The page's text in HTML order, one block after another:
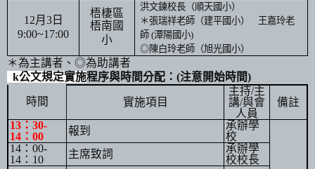
12月 3日
9:00~17:00
梧棲區
梧南國
小
洪文鍊校長（順天國小）
＊ 張瑞祥老師（建平國小） 王嘉玲老
師 (潭陽國小)
◎陳白玲老師（旭光國小）
＊為主講者、◎為助講者
k公文規定實施程序與時間分配： (注意開始時間)
時間 實施項目
主持/主
講/與會
人員
備註
13： 30-
14： 00 報到
承辦學
校
14： 00-
14： 10 主席致詞
承辦學
校校長